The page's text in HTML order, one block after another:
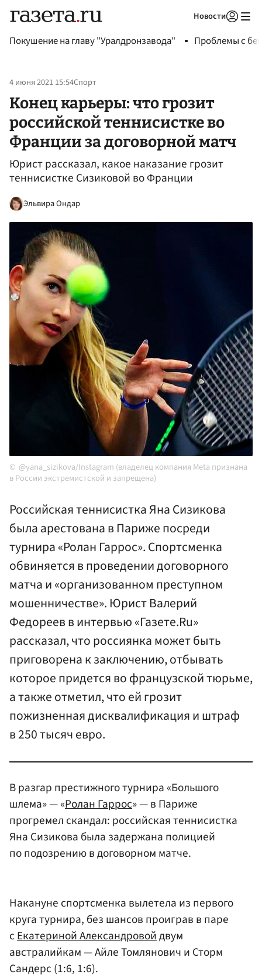
Новости
Покушение на главу "Уралдронзавода" Проблемы с
4 июня 2021 15:54Спорт
Конец карьеры: что грозит
российской теннисистке во
Франции за договорной матч
Юрист рассказал, какое наказание грозит
теннисистке Сизиковой во Франции
Эльвира Ондар
@yana_sizikova/Instagram (владелец компания Meta признана
в России экстремистской и запрещена)
Российская теннисистка Яна Сизикова
была арестована в Париже посреди
турнира «Ролан Гаррос». Спортсменка
обвиняется в проведении договорного
матча и «организованном преступном
мошенничестве». Юрист Валерий
Федореев в интервью «Газете.Ru»
рассказал, что россиянка может быть
приговорена к заключению, отбывать
которое придется во французской тюрьме,
а также отметил, что ей грозит
пожизненная дисквалификация и штраф
в 250 тысяч евро.
В разгар престижного турнира «Большого
шлема» — «Ролан Гаррос» — в Париже
прогремел скандал: российская теннисистка
Яна Сизикова была задержана полицией
по подозрению в договорном матче.
Накануне спортсменка вылетела из первого
круга турнира, без шансов проиграв в паре
сЕкатериной Александровойдвум
австралийкам — Айле Томлянович и Сторм
Сандерс (1:6, 1:6).